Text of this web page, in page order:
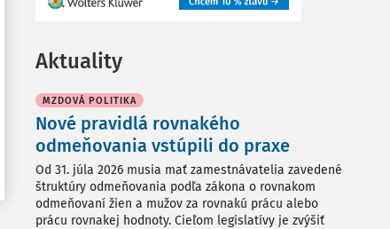
Aktuality
MZDOVÁ POLITIKA
Nové pravidlá rovnakého
odmeňovania vstúpili do praxe
Od 31. júla 2026 musia mať zamestnávatelia zavedené
štruktúry odmeňovania podľa zákona o rovnakom
odmeňovaní žien a mužov za rovnakú prácu alebo
prácu rovnakej hodnoty. Cieľom legislatívy je zvýšiť